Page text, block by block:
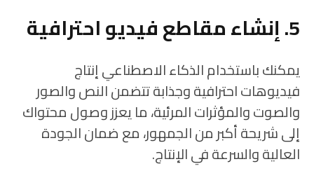
5. إنشاء مقاطع فيديو احترافية
يمكنك باستخدام الذكاء الاصطناعي إنتاج
فيديوهات احترافية وجذابة تتضمن النص والصور
والصوت والمؤثرات المرئية، ما يعزز وصول محتواك
إلى شريحة أكبر من الجمهور، مع ضمان الجودة
العالية والسرعة في الإنتاج.